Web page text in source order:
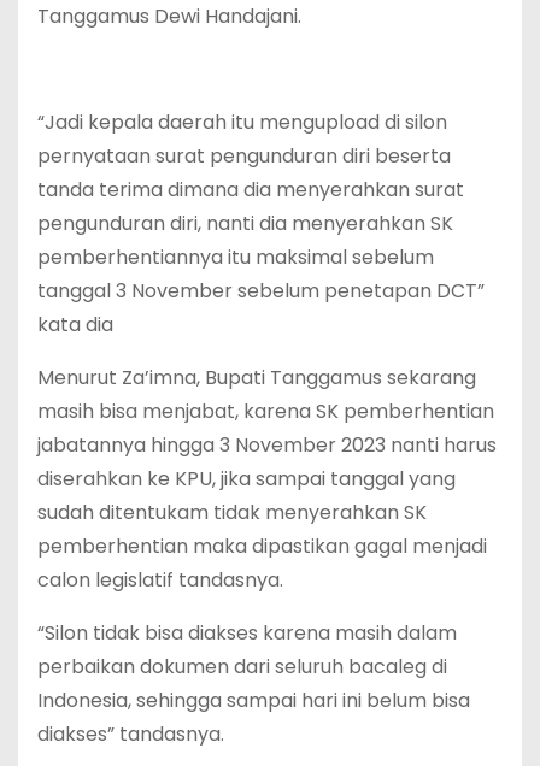
Tanggamus Dewi Handajani.
“Jadi kepala daerah itu mengupload di silon
pernyataan surat pengunduran diri beserta
tanda terima dimana dia menyerahkan surat
pengunduran diri, nanti dia menyerahkan SK
pemberhentiannya itu maksimal sebelum
tanggal 3 November sebelum penetapan DCT”
kata dia
Menurut Za’imna, Bupati Tanggamus sekarang
masih bisa menjabat, karena SK pemberhentian
jabatannya hingga 3 November 2023 nanti harus
diserahkan ke KPU, jika sampai tanggal yang
sudah ditentukam tidak menyerahkan SK
pemberhentian maka dipastikan gagal menjadi
calon legislatif tandasnya.
“Silon tidak bisa diakses karena masih dalam
perbaikan dokumen dari seluruh bacaleg di
Indonesia, sehingga sampai hari ini belum bisa
diakses” tandasnya.